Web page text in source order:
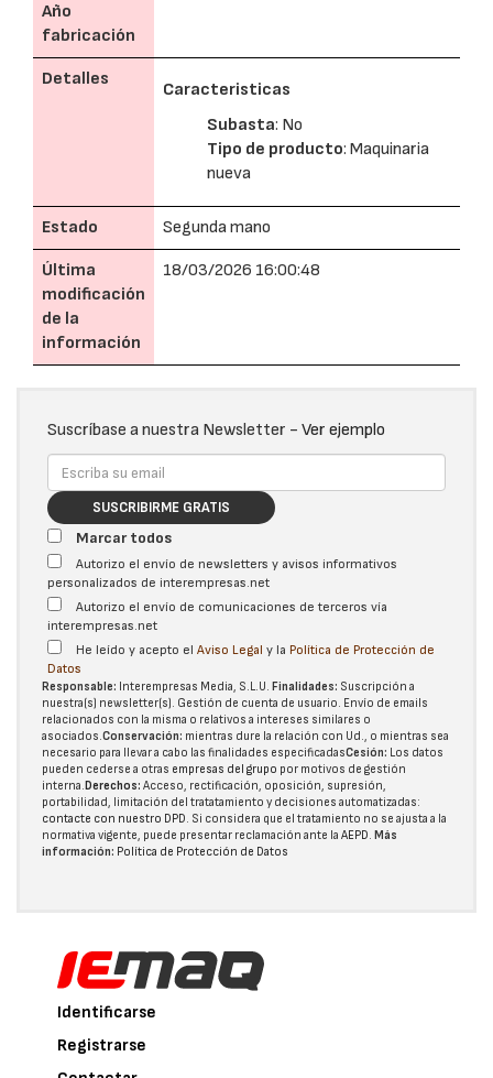
Año
fabricación
Detalles
Caracteristicas
Subasta: No
Tipo de producto: Maquinaria
nueva
Estado Segunda mano
Última
modificación
de la
información
18/03/2026 16:00:48
Suscríbase a nuestra Newsletter - Ver ejemplo
SUSCRIBIRME GRATIS
Marcar todos
Autorizo el envío de newsletters y avisos informativos
personalizados de interempresas.net
Autorizo el envío de comunicaciones de terceros vía
interempresas.net
He leído y acepto el Aviso Legal y la Política de Protección de
Datos
Responsable: Interempresas Media, S.L.U. Finalidades: Suscripción a
nuestra(s) newsletter(s). Gestión de cuenta de usuario. Envío de emails
relacionados con la misma o relativos a intereses similares o
asociados.Conservación: mientras dure la relación con Ud., o mientras sea
necesario para llevar a cabo las finalidades especificadasCesión: Los datos
pueden cederse a otras empresas del grupo por motivos de gestión
interna.Derechos: Acceso, rectificación, oposición, supresión,
portabilidad, limitación del tratatamiento y decisiones automatizadas:
contacte con nuestro DPD. Si considera que el tratamiento no se ajusta a la
normativa vigente, puede presentar reclamación ante la AEPD. Más
información: Política de Protección de Datos
Identificarse
Registrarse